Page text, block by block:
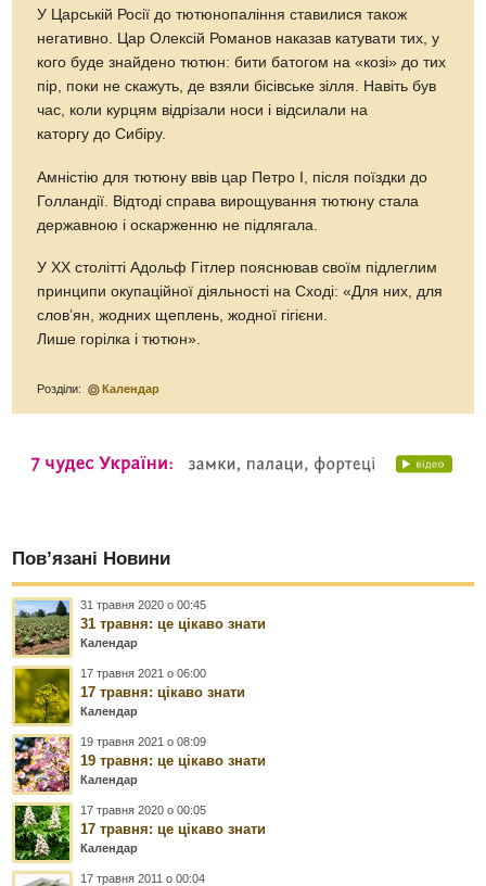
У Царській Росії до тютюнопаління ставилися також
негативно. Цар Олексій Романов наказав катувати тих, у
кого буде знайдено тютюн: бити батогом на «козі» до тих
пір, поки не скажуть, де взяли бісівське зілля. Навіть був
час, коли курцям відрізали носи і відсилали на
каторгу до Сибіру.
Амністію для тютюну ввів цар Петро I, після поїздки до
Голландії. Відтоді справа вирощування тютюну стала
державною і оскарженню не підлягала.
У XX столітті Адольф Гітлер пояснював своїм підлеглим
принципи окупаційної діяльності на Сході: «Для них, для
слов’ян, жодних щеплень, жодної гігієни.
Лише горілка і тютюн».
Розділи: Календар
Пов’язані Новини
31 травня 2020 о 00:45
31 травня: це цікаво знати
Календар
17 травня 2021 о 06:00
17 травня: цікаво знати
Календар
19 травня 2021 о 08:09
19 травня: це цікаво знати
Календар
17 травня 2020 о 00:05
17 травня: це цікаво знати
Календар
17 травня 2011 о 00:04